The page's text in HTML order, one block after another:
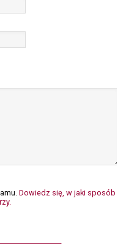
Dowiedz się, w jaki sposób